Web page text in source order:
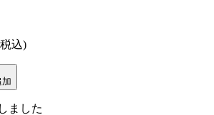
込)
加
ました